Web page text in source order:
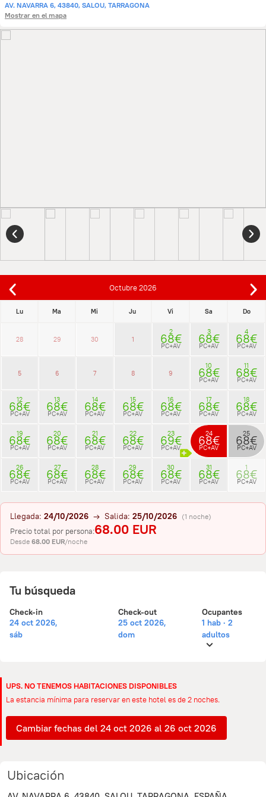
AV. NAVARRA 6, 43840, SALOU, TARRAGONA
Mostrar en el mapa
Octubre2026
Lu Ma Mi Ju Vi Sa Do
28 29 30 1
2
68€
PC+AV
3
68€
PC+AV
4
68€
PC+AV
5 6 7 8 9
10
68€
PC+AV
11
68€
PC+AV
12
68€
PC+AV
13
68€
PC+AV
14
68€
PC+AV
15
68€
PC+AV
16
68€
PC+AV
17
68€
PC+AV
18
68€
PC+AV
19
68€
PC+AV
20
68€
PC+AV
21
68€
PC+AV
22
68€
PC+AV
23
69€
PC+AV
24
68€
PC+AV
25
68€
PC+AV
26
68€
PC+AV
27
68€
PC+AV
28
68€
PC+AV
29
68€
PC+AV
30
68€
PC+AV
31
68€
PC+AV
1
68€
PC+AV
Llegada: 24/10/2026 → Salida: 25/10/2026 (1 noche)
Precio total por persona:68.00 EUR
Desde 68.00 EUR/noche
Tu búsqueda
Check-in
24 oct 2026,
sáb
Check-out
25 oct 2026,
dom
Ocupantes
1 hab · 2
adultos
UPS. NO TENEMOS HABITACIONES DISPONIBLES
La estancia mínima para reservar en este hotel es de 2 noches.
Cambiar fechas del 24 oct 2026 al 26 oct 2026
Ubicación